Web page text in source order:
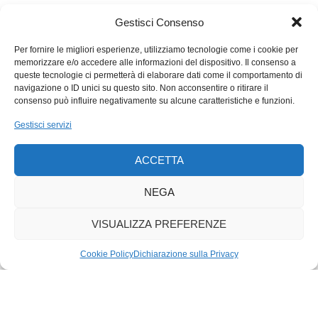
Gestisci Consenso
Per fornire le migliori esperienze, utilizziamo tecnologie come i cookie per
memorizzare e/o accedere alle informazioni del dispositivo. Il consenso a
queste tecnologie ci permetterà di elaborare dati come il comportamento di
navigazione o ID unici su questo sito. Non acconsentire o ritirare il
consenso può influire negativamente su alcune caratteristiche e funzioni.
Gestisci servizi
ACCETTA
NEGA
VISUALIZZA PREFERENZE
Cookie PolicyDichiarazione sulla Privacy